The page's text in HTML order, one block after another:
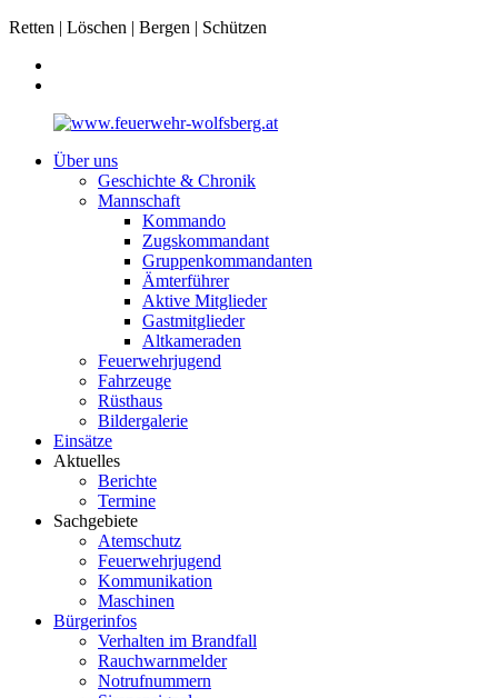
Retten | Löschen | Bergen | Schützen
Über uns
Geschichte & Chronik
Mannschaft
Kommando
Zugskommandant
Gruppenkommandanten
Ämterführer
Aktive Mitglieder
Gastmitglieder
Altkameraden
Feuerwehrjugend
Fahrzeuge
Rüsthaus
Bildergalerie
Einsätze
Aktuelles
Berichte
Termine
Sachgebiete
Atemschutz
Feuerwehrjugend
Kommunikation
Maschinen
Bürgerinfos
Verhalten im Brandfall
Rauchwarnmelder
Notrufnummern